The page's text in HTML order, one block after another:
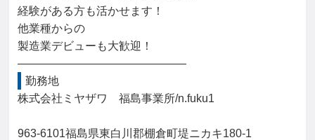
経験がある方も活かせます！
他業種からの
製造業デビューも大歓迎！
―――――――――――――――
勤務地
株式会社ミヤザワ　福島事業所/n.fuku1
963-6101福島県東白川郡棚倉町堤ニカキ180-1